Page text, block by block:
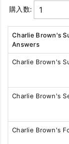
購入数:
Charlie Brown's
Answers
Charlie Brown's
Charlie Brown's
Charlie Brown's